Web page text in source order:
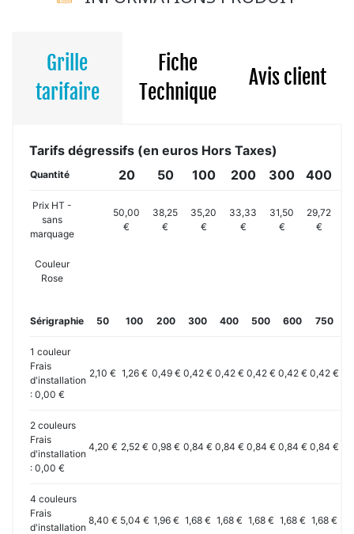
Grille
tarifaire
Fiche
Technique
Avis client
Tarifs dégressifs (en euros Hors Taxes)
Quantité 20 50 100 200 300 400
Prix HT -
sans
marquage
50,00
€
38,25
€
35,20
€
33,33
€
31,50
€
29,72
€
Couleur
Rose
Sérigraphie 50 100 200 300 400 500 600 750
1 couleur
Frais
d'installation
: 0,00 €
2,10 € 1,26 € 0,49 € 0,42 € 0,42 € 0,42 € 0,42 € 0,42 €
2 couleurs
Frais
d'installation
: 0,00 €
4,20 € 2,52 € 0,98 € 0,84 € 0,84 € 0,84 € 0,84 € 0,84 €
4 couleurs
Frais
d'installation
8,40 € 5,04 € 1,96 € 1,68 € 1,68 € 1,68 € 1,68 € 1,68 €